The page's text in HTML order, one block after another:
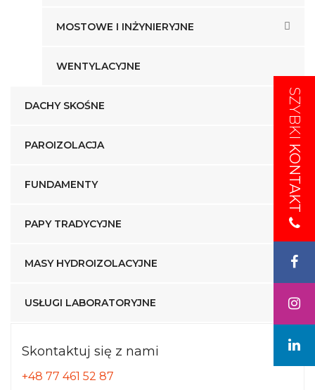
SZYBKI
KONTAKT
SZYBKI
KONTAKT
MOSTOWE I INŻYNIERYJNE
WENTYLACYJNE
DACHY SKOŚNE
PAROIZOLACJA
FUNDAMENTY
PAPY TRADYCYJNE
MASY HYDROIZOLACYJNE
USŁUGI LABORATORYJNE
Skontaktuj się z nami
+48 77 461 52 87